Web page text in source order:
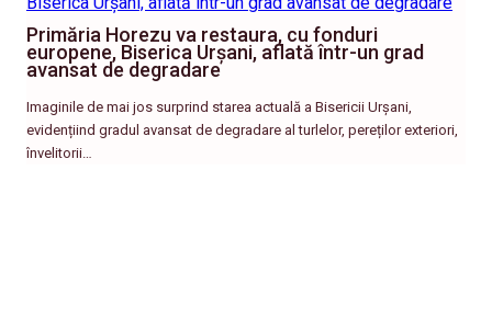
Primăria Horezu va restaura, cu fonduri
europene, Biserica Urșani, aflată într-un grad
avansat de degradare
Imaginile de mai jos surprind starea actuală a Bisericii Urșani,
evidențiind gradul avansat de degradare al turlelor, pereților exteriori,
învelitorii…